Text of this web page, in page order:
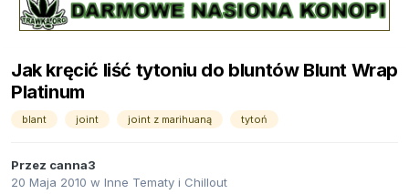
Jak kręcić liść tytoniu do bluntów Blunt Wrap
Platinum
blant joint joint z marihuaną tytoń
Przez canna3
20 Maja 2010 w Inne Tematy i Chillout